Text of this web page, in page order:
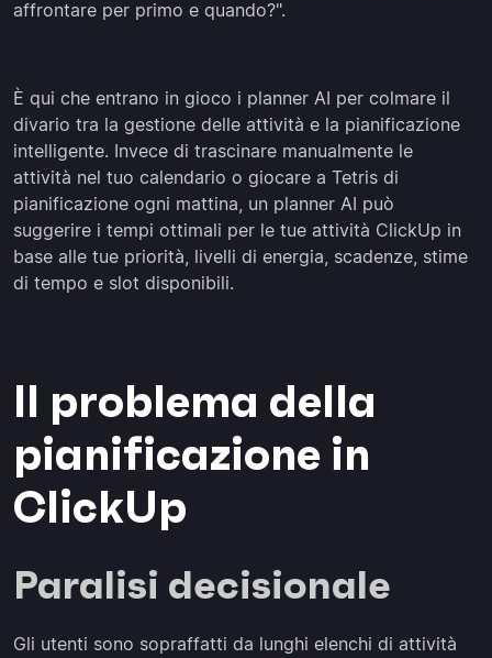
affrontare per primo e quando?".
È qui che entrano in gioco i planner AI per colmare il
divario tra la gestione delle attività e la pianificazione
intelligente. Invece di trascinare manualmente le
attività nel tuo calendario o giocare a Tetris di
pianificazione ogni mattina, un planner AI può
suggerire i tempi ottimali per le tue attività ClickUp in
base alle tue priorità, livelli di energia, scadenze, stime
di tempo e slot disponibili.
Il problema della
pianificazione in
ClickUp
Paralisi decisionale
Gli utenti sono sopraffatti da lunghi elenchi di attività